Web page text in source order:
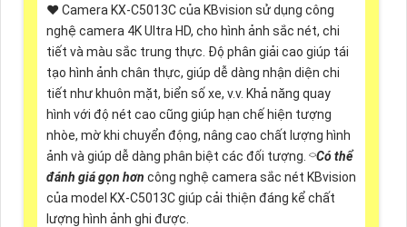
♥️ Camera KX-C5013C của KBvision sử dụng công
nghệ camera 4K Ultra HD, cho hình ảnh sắc nét, chi
tiết và màu sắc trung thực. Độ phân giải cao giúp tái
tạo hình ảnh chân thực, giúp dễ dàng nhận diện chi
tiết như khuôn mặt, biển số xe, v.v. Khả năng quay
hình với độ nét cao cũng giúp hạn chế hiện tượng
nhòe, mờ khi chuyển động, nâng cao chất lượng hình
ảnh và giúp dễ dàng phân biệt các đối tượng. ⌔Có thể
đánh giá gọn hơn công nghệ camera sắc nét KBvision
của model KX-C5013C giúp cải thiện đáng kể chất
lượng hình ảnh ghi được.